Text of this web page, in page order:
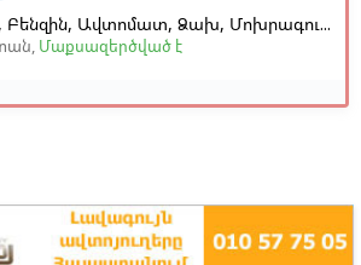
Բենզին, Ավտոմատ, Ձախ, Մոխրագույն,
, Մաքսազերծված է